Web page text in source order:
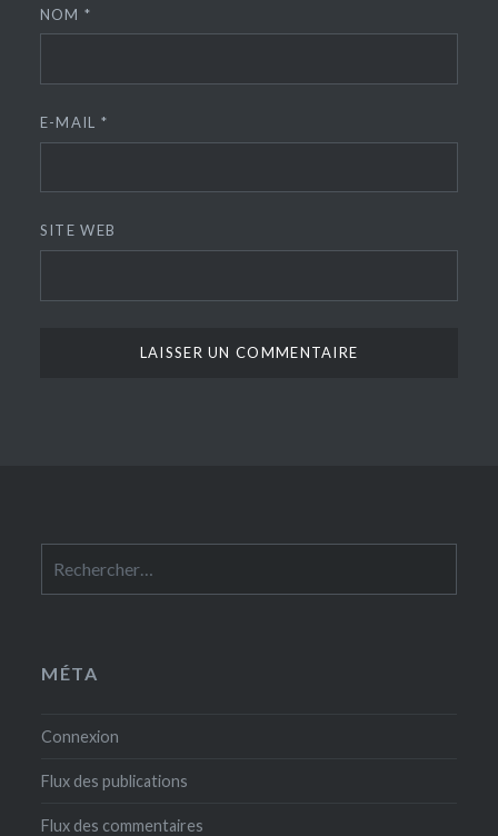
NOM*
E-MAIL *
SITE WEB
MÉTA
Connexion
Flux des publications
Flux des commentaires